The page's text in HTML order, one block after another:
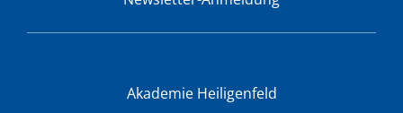
Akademie Heiligenfeld